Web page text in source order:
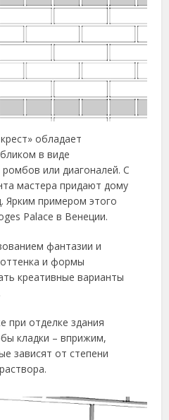
обладает
в виде
или диагоналей. С
мастера придают дому
примером этого
Palace в Венеции.
фантазии и
и формы
креативные варианты
при отделке здания
кладки – вприжим,
зависят от степени